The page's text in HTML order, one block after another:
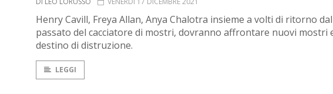
Henry Cavill, Freya Allan, Anya Chalotra insieme a volti di ritorno dal
passato del cacciatore di mostri, dovranno affrontare nuovi mostri
destino di distruzione.
LEGGI